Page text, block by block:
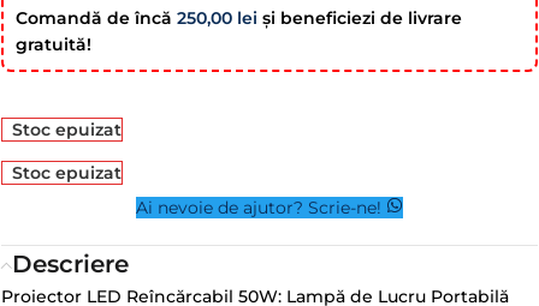
Comandă de încă 250,00 lei şi beneficiezi de livrare
gratuită!
Stoc epuizat
Stoc epuizat
Ai nevoie de ajutor? Scrie-ne!
Descriere
Proiector LED Reîncărcabil 50W: Lampă de Lucru Portabilă